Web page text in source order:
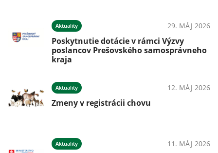
Aktuality 29. MÁJ 2026
Poskytnutie dotácie v rámci Výzvy
poslancov Prešovského samosprávneho
kraja
Aktuality 12. MÁJ 2026
Zmeny v registrácii chovu
Aktuality 11. MÁJ 2026